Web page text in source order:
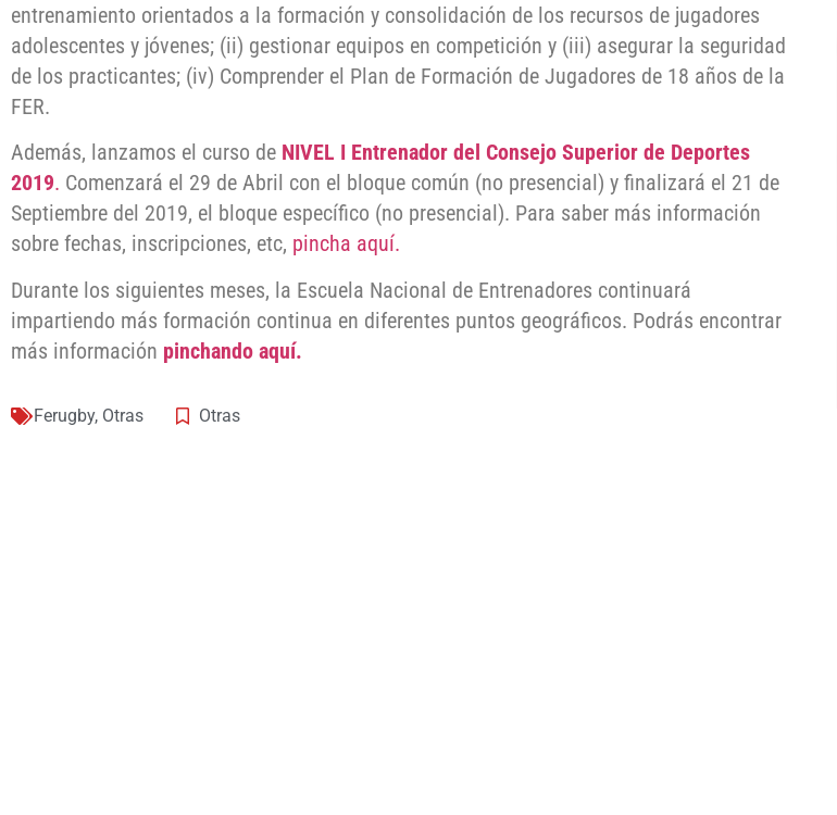
entrenamiento orientados a la formación y consolidación de los recursos de jugadores
adolescentes y jóvenes; (ii) gestionar equipos en competición y (iii) asegurar la seguridad
de los practicantes; (iv) Comprender el Plan de Formación de Jugadores de 18 años de la
FER.
Además, lanzamos el curso de NIVEL I Entrenador del Consejo Superior de Deportes
2019. Comenzará el 29 de Abril con el bloque común (no presencial) y finalizará el 21 de
Septiembre del 2019, el bloque específico (no presencial). Para saber más información
sobre fechas, inscripciones, etc, pincha aquí.
Durante los siguientes meses, la Escuela Nacional de Entrenadores continuará
impartiendo más formación continua en diferentes puntos geográficos. Podrás encontrar
más información pinchando aquí.
Ferugby, Otras Otras